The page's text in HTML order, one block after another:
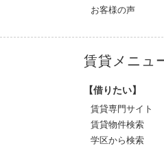
お客様の声
賃貸メニュ
【借りたい】
賃貸専門サイト
賃貸物件検索
学区から検索